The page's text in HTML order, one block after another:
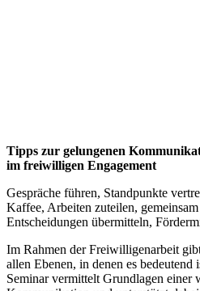
Tipps zur gelungenen
im freiwilligen Engagement
Gespräche führen, Standpunkte
Kaffee, Arbeiten zuteilen,
Entscheidungen übermitteln,
Im Rahmen der Freiwilligenarbeit
allen Ebenen, in denen es
Seminar vermittelt Grundlagen einer